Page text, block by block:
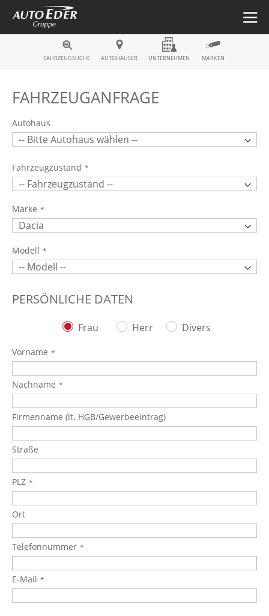
Fahrzeugsuche
FAHRZEUGSUCHE AUTOHÄUSER UNTERNEHMEN MARKEN
FAHRZEUGANFRAGE
Autohaus
Fahrzeugzustand
Marke
Modell
PERSÖNLICHE DATEN
Frau Herr Divers
Vorname
Nachname
Firmenname (lt. HGB/Gewerbeeintrag)
Straße
PLZ
Ort
Telefonnummer
E-Mail